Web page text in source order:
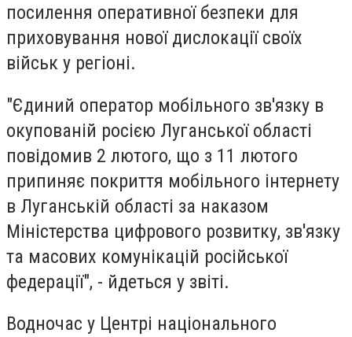
посилення оперативної безпеки для
приховування нової дислокації своїх
військ у регіоні.
"Єдиний оператор мобільного зв'язку в
окупованій росією Луганської області
повідомив 2 лютого, що з 11 лютого
припиняє покриття мобільного інтернету
в Луганській області за наказом
Міністерства цифрового розвитку, зв'язку
та масових комунікацій російської
федерації", - йдеться у звіті.
Водночас у Центрі національного